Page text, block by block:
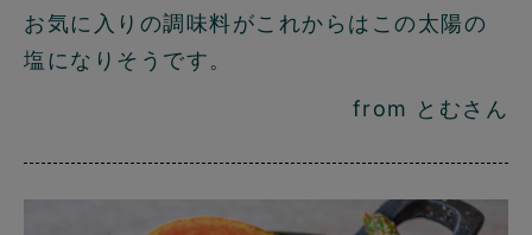
お気に入りの調味料がこれからはこの太陽の
塩になりそうです。
from とむさん